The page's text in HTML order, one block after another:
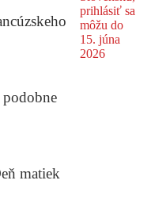
matiek